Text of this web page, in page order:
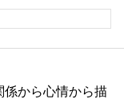
から心情から描